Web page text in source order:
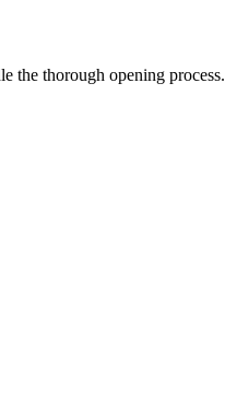
the thorough opening process.